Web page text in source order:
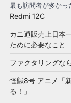
最も訪問者が多か
Redmi 12C
カニ通販売上日本
ために必要なこと
ファクタリングな
怪獣8号 アニメ「
る！」